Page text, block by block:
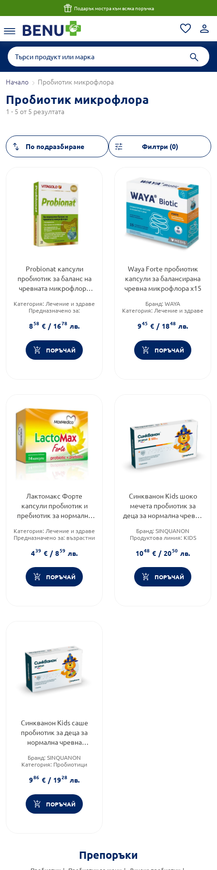
Подарък мостра към всяка поръчка
Начало Пробиотик микрофлора
Пробиотик микрофлора
1 - 5 от 5 резултата
Филтри (0)
Probionat капсули
пробиотик за баланс на
чревната микрофлора
Категория: Лечение и здраве
Предназначено за:
Приложение:орално
858 € / 1678 лв.
ПОРЪЧАЙ
Waya Forte пробиотик
капсули за балансирана
чревна микрофлора х15
Бранд: WAYA
Категория: Лечение и здраве
945 € / 1848 лв.
ПОРЪЧАЙ
Лактомакс Форте
капсули пробиотик и
пребиотик за нормална
Категория: Лечение и здраве
Предназначено за: възрастни
439 € / 859 лв.
ПОРЪЧАЙ
Синкванон Kids шоко
мечета пробиотик за
деца за нормална чревна
Бранд: SINQUANON
Продуктова линия: KIDS
1048 € / 2050 лв.
ПОРЪЧАЙ
Синкванон Kids саше
пробиотик за деца за
нормална чревна
Бранд: SINQUANON
Категория: Пробиотици
986 € / 1928 лв.
ПОРЪЧАЙ
Препоръки